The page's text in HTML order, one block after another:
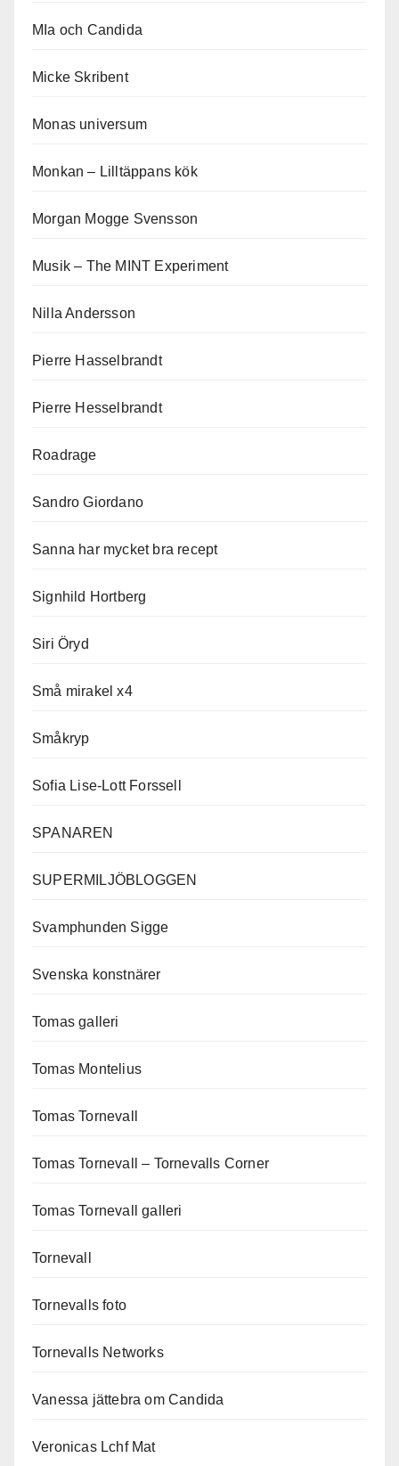
MIa och Candida
Micke Skribent
Monas universum
Monkan – Lilltäppans kök
Morgan Mogge Svensson
Musik – The MINT Experiment
Nilla Andersson
Pierre Hasselbrandt
Pierre Hesselbrandt
Roadrage
Sandro Giordano
Sanna har mycket bra recept
Signhild Hortberg
Siri Öryd
Små mirakel x4
Småkryp
Sofia Lise-Lott Forssell
SPANAREN
SUPERMILJÖBLOGGEN
Svamphunden Sigge
Svenska konstnärer
Tomas galleri
Tomas Montelius
Tomas Tornevall
Tomas Tornevall – Tornevalls Corner
Tomas Tornevall galleri
Tornevall
Tornevalls foto
Tornevalls Networks
Vanessa jättebra om Candida
Veronicas Lchf Mat